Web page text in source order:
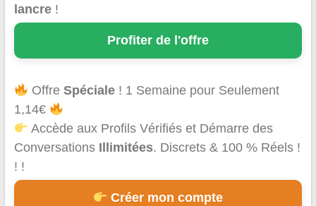
lancre!
Profiter de l'offre
OffreSpéciale ! 1 Semaine pour Seulement
1,14€
Accède aux Profils Vérifiés et Démarre des
Conversations Illimitées. Discrets & 100 % Réels !
! !
Créer mon compte